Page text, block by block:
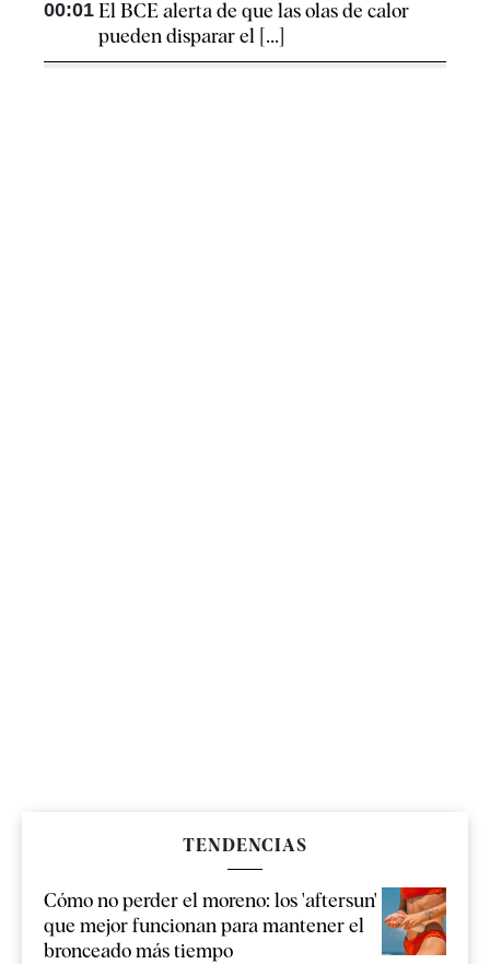
00:01 El BCE alerta de que las olas de calor
pueden disparar el [...]
TENDENCIAS
Cómo no perder el moreno: los 'aftersun'
que mejor funcionan para mantener el
bronceado más tiempo